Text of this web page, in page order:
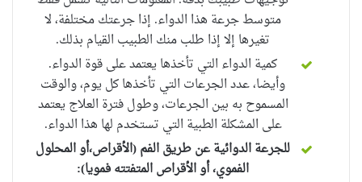
متوسط ​​جرعة هذا الدواء. إذا جرعتك مختلفة، لا
تغيرها إلا إذا طلب منك الطبيب القيام بذلك.
كمية الدواء التي تأخذها يعتمد على قوة الدواء.
وأيضا، عدد الجرعات التي تأخذها كل يوم، والوقت
المسموح به بين الجرعات، وطول فترة العلاج يعتمد
على المشكلة الطبية التي تستخدم لها هذا الدواء.
للجرعة الدوائية عن طريق الفم (الأقراص،أو المحلول
الفموي، أوالأقراص المتفتته فمويا):